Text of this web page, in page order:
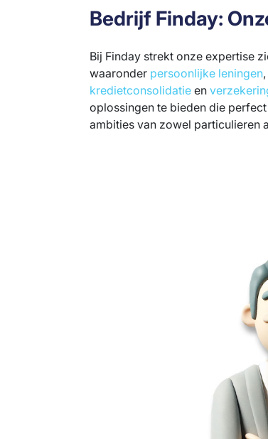
Bedrijf Finday:
Bij Finday strekt onze expertise
waaronder persoonlijke leningen,
kredietconsolidatie en
oplossingen te bieden die
ambities van zowel particulieren